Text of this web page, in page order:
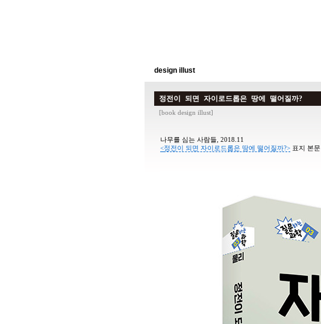
design illust
정전이 되면 자이로드롭은 땅에 떨어질까?
[book design illust]
나무를 심는 사람들, 2018.11
<정전이 되면 자이로드롭은 땅에 떨어질까?> 표지 본문